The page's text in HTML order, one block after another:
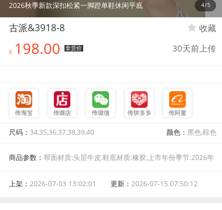
2026秋季新款深扣松紧一脚蹬单鞋休闲平底 4/5
古派&3918-8 收藏
¥ 198.00 拿货价 30天前上传
尺码： 34,35,36,37,38,39,40 颜色：黑色,棕色
商品参数： 帮面材质:头层牛皮,鞋底材质:橡胶,上市年份季节:2026年
头款式:方头,闭合方式:一脚蹬,内里材质:羊皮,开口深度:深口,产地:中
上架： 2026-07-03 13:02:01 更新： 2026-07-15 07:50:12